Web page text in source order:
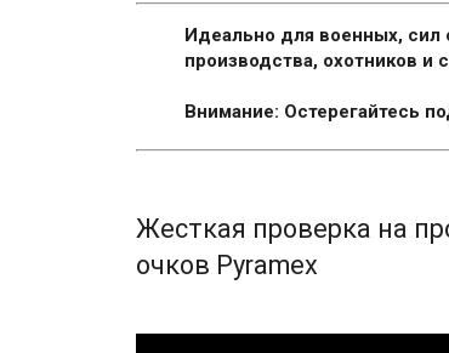
Идеально для военных, сил
производства, охотников и
Внимание: Остерегайтесь
Жесткая проверка на
очков Pyramex